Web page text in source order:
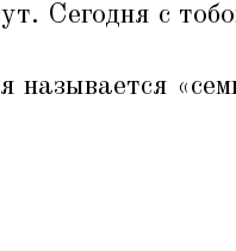
Сегодня с
называется «